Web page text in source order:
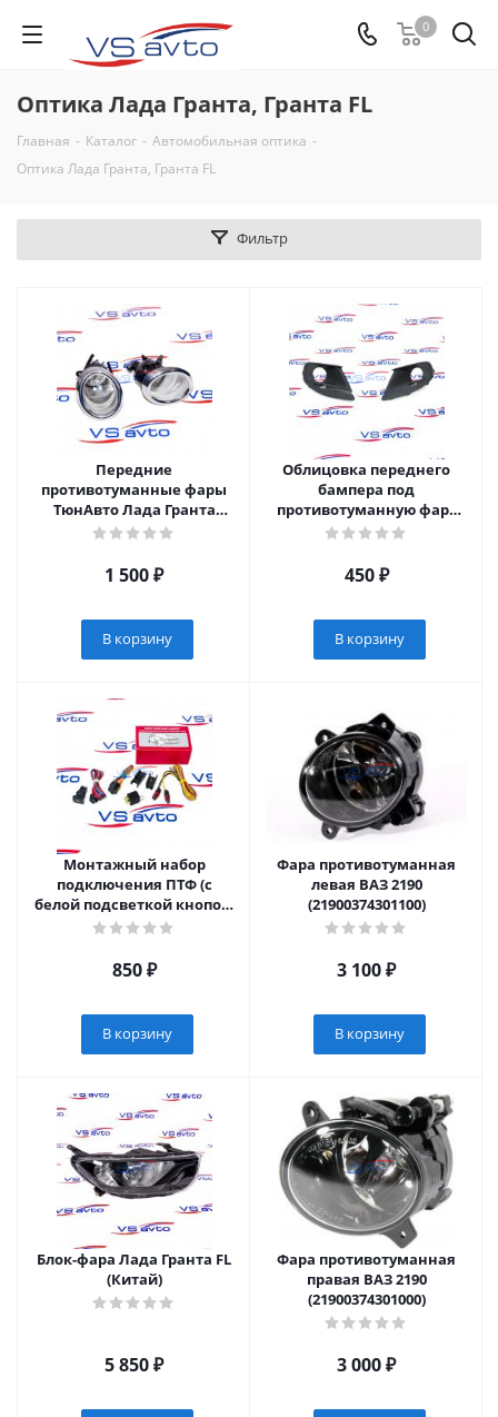
0
Оптика Лада Гранта, Гранта FL
Главная - Каталог - Автомобильная оптика -
Оптика Лада Гранта, Гранта FL
Фильтр
Передние
противотуманные фары
ТюнАвто Лада Гранта
(2011-2014 г.в.)
1 500₽
В корзину
Облицовка переднего
бампера под
противотуманную фару
правая/левая Lada Granta
450₽
В корзину
Монтажный набор
подключения ПТФ (с
белой подсветкой кнопок)
Лада Гранта FL
850₽
В корзину
Фара противотуманная
левая ВАЗ 2190
(21900374301100)
3 100₽
В корзину
Блок-фара Лада Гранта FL
(Китай)
5 850₽
Фара противотуманная
правая ВАЗ 2190
(21900374301000)
3 000₽